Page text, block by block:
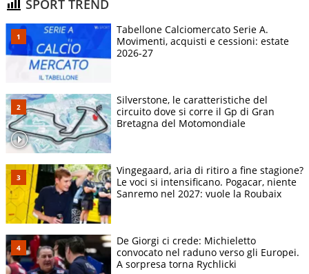
SPORT TREND
Tabellone Calciomercato Serie A.
Movimenti, acquisti e cessioni: estate
2026-27
Silverstone, le caratteristiche del
circuito dove si corre il Gp di Gran
Bretagna del Motomondiale
Vingegaard, aria di ritiro a fine stagione?
Le voci si intensificano. Pogacar, niente
Sanremo nel 2027: vuole la Roubaix
De Giorgi ci crede: Michieletto
convocato nel raduno verso gli Europei.
A sorpresa torna Rychlicki